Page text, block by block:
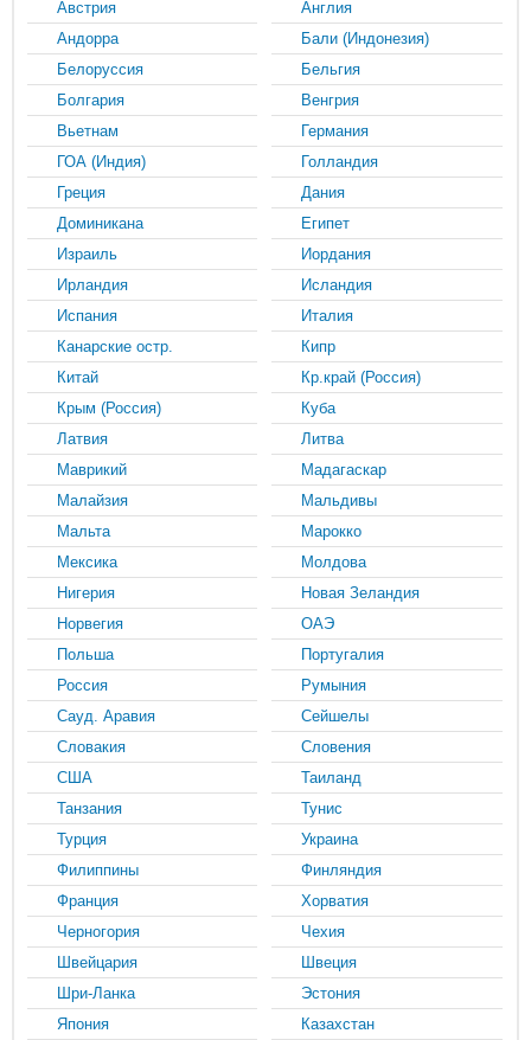
Австрия
Англия
Андорра
Бали (Индонезия)
Белоруссия
Бельгия
Болгария
Венгрия
Вьетнам
Германия
ГОА (Индия)
Голландия
Греция
Дания
Доминикана
Египет
Израиль
Иордания
Ирландия
Исландия
Испания
Италия
Канарские остр.
Кипр
Китай
Кр.край (Россия)
Крым (Россия)
Куба
Латвия
Литва
Маврикий
Мадагаскар
Малайзия
Мальдивы
Мальта
Марокко
Мексика
Молдова
Нигерия
Новая Зеландия
Норвегия
ОАЭ
Польша
Португалия
Россия
Румыния
Сауд. Аравия
Сейшелы
Словакия
Словения
США
Таиланд
Танзания
Тунис
Турция
Украина
Филиппины
Финляндия
Франция
Хорватия
Черногория
Чехия
Швейцария
Швеция
Шри-Ланка
Эстония
Япония
Казахстан